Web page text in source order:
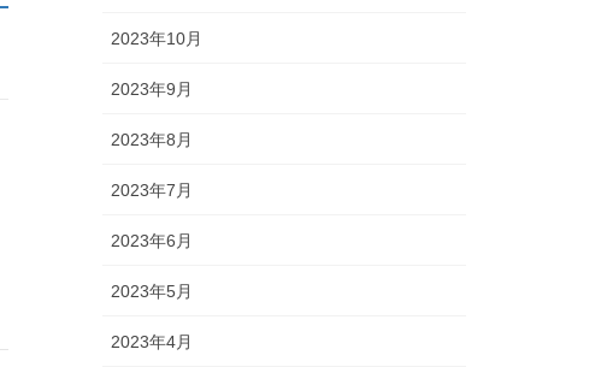
2023年10月
2023年9月
2023年8月
2023年7月
2023年6月
2023年5月
2023年4月